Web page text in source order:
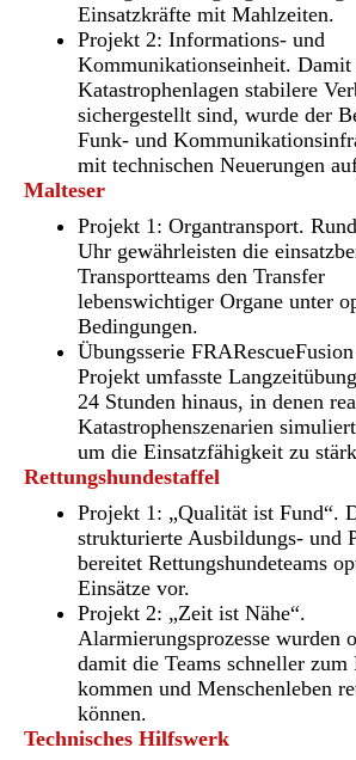
Einsatzkräfte mit Mahlzeiten.
Projekt 2: Informations- und
Kommunikationseinheit. Damit
Katastrophenlagen stabilere
sichergestellt sind, wurde der
Funk- und
mit technischen Neuerungen
Malteser
Projekt 1: Organtransport.
Uhr gewährleisten die
Transportteams den Transfer
lebenswichtiger Organe unter
Bedingungen.
Übungsserie
Projekt umfasste
24 Stunden hinaus, in denen
Katastrophenszenarien
um die Einsatzfähigkeit zu
Rettungshundestaffel
Projekt 1: „Qualität ist Fund“.
strukturierte Ausbildungs- und
bereitet Rettungshundeteams
Einsätze vor.
Projekt 2: „Zeit ist Nähe“.
Alarmierungsprozesse wurden
damit die Teams schneller zum
kommen und Menschenleben
können.
Technisches Hilfswerk